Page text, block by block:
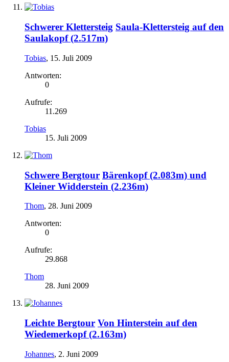
Schwerer Klettersteig Saula-Klettersteig auf den
Saulakopf (2.517m)
Tobias, 15. Juli 2009
Antworten:
0
Aufrufe:
11.269
Tobias
15. Juli 2009
Schwere Bergtour Bärenkopf (2.083m) und
Kleiner Widderstein (2.236m)
Thom, 28. Juni 2009
Antworten:
0
Aufrufe:
29.868
Thom
28. Juni 2009
Leichte Bergtour Von Hinterstein auf den
Wiedemerkopf (2.163m)
Johannes, 2. Juni 2009